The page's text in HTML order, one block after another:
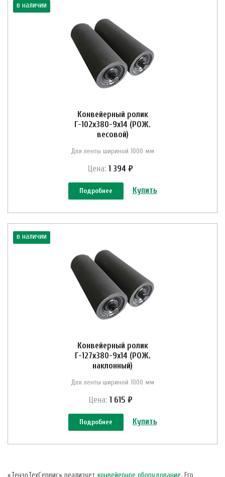
в наличии
Конвейерный ролик
Г-102х380-9х14 (РОЖ.
весовой)
Для ленты шириной 1000 мм
Цена: 1 394 ₽
Подробнее Купить
в наличии
Конвейерный ролик
Г-127х380-9х14 (РОЖ.
наклонный)
Для ленты шириной 1000 мм
Цена: 1 615 ₽
Подробнее Купить